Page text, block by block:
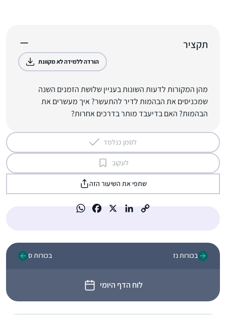
תקציר
הורדה ללמידה לא מקוונת
מהן המקורות לדעות השונות בעניין שלושת הזמנים השנה
שמכניסים את הבהמות לדיר להתעשר? איך מעשרים את
הבהמות? האם בדיעבד מותר בדרכים אחרות?
לסמן כנלמד
לעקוב
שתפי את השיעור הזה
בכורות נז
לוח הדף היומי
בכורות ס